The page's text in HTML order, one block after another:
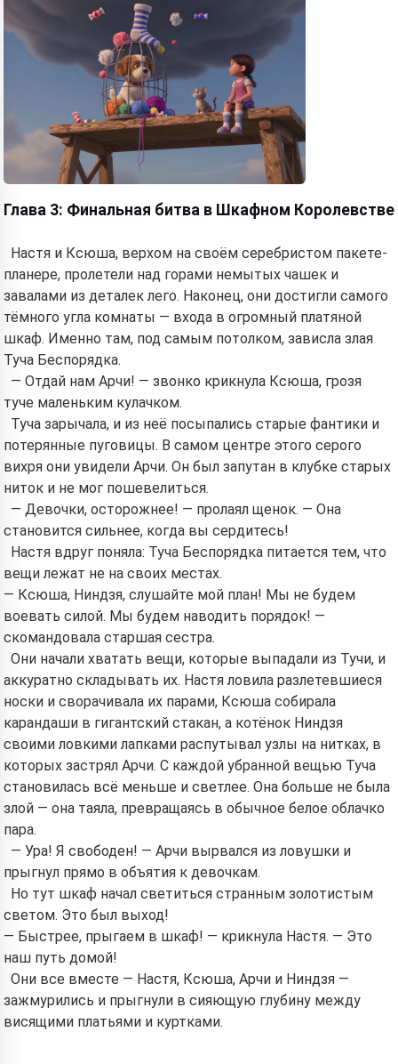
Глава 3: Финальная битва в Шкафном Королевстве
Настя и Ксюша, верхом на своём серебристом пакете-
планере, пролетели над горами немытых чашек и
завалами из деталек лего. Наконец, они достигли самого
тёмного угла комнаты — входа в огромный платяной
шкаф. Именно там, под самым потолком, зависла злая
Туча Беспорядка.
— Отдай нам Арчи! — звонко крикнула Ксюша, грозя
туче маленьким кулачком.
Туча зарычала, и из неё посыпались старые фантики и
потерянные пуговицы. В самом центре этого серого
вихря они увидели Арчи. Он был запутан в клубке старых
ниток и не мог пошевелиться.
— Девочки, осторожнее! — пролаял щенок. — Она
становится сильнее, когда вы сердитесь!
Настя вдруг поняла: Туча Беспорядка питается тем, что
вещи лежат не на своих местах.
— Ксюша, Ниндзя, слушайте мой план! Мы не будем
воевать силой. Мы будем наводить порядок! —
скомандовала старшая сестра.
Они начали хватать вещи, которые выпадали из Тучи, и
аккуратно складывать их. Настя ловила разлетевшиеся
носки и сворачивала их парами, Ксюша собирала
карандаши в гигантский стакан, а котёнок Ниндзя
своими ловкими лапками распутывал узлы на нитках, в
которых застрял Арчи. С каждой убранной вещью Туча
становилась всё меньше и светлее. Она больше не была
злой — она таяла, превращаясь в обычное белое облачко
пара.
— Ура! Я свободен! — Арчи вырвался из ловушки и
прыгнул прямо в объятия к девочкам.
Но тут шкаф начал светиться странным золотистым
светом. Это был выход!
— Быстрее, прыгаем в шкаф! — крикнула Настя. — Это
наш путь домой!
Они все вместе — Настя, Ксюша, Арчи и Ниндзя —
зажмурились и прыгнули в сияющую глубину между
висящими платьями и куртками.
Read a story
By starting to use the service, you accept:
Service,Privacy Policy,Refund Policy